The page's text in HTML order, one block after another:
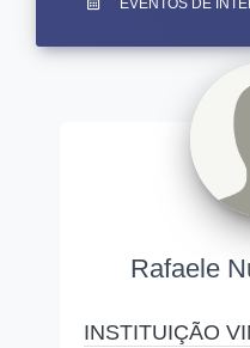
EVENTOS DE
Rafaele
INSTITUIÇÃO